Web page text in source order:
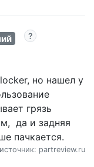
но нашел у
грязь
да и задняя
пачкается.
источник: partreview.ru